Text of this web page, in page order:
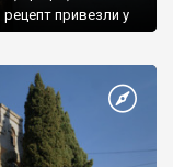
рецепт привезли у